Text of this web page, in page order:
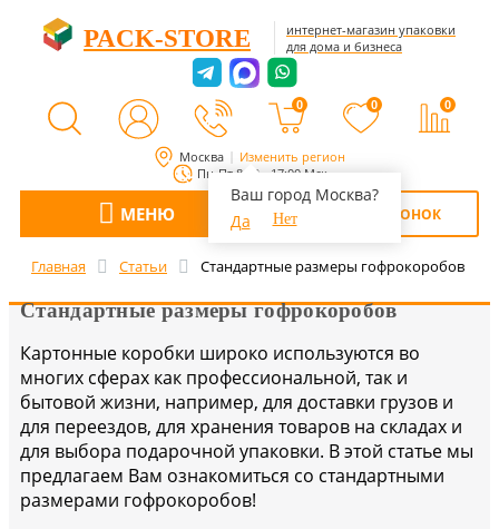
Москва Изменить регион
Ваш город Москва?
Да
Нет
Пн-Пт 8:00 - 17:00 Мск
PACK-STORE
интернет-магазин упаковки
для дома и бизнеса
0 0 0
МЕНЮ ОБРАТНЫЙ ЗВОНОК
Главная Статьи Стандартные размеры гофрокоробов
Стандартные размеры гофрокоробов
Картонные коробки широко используются во
многих сферах как профессиональной, так и
бытовой жизни, например, для доставки грузов и
для переездов, для хранения товаров на складах и
для выбора подарочной упаковки. В этой статье мы
предлагаем Вам ознакомиться со стандартными
размерами гофрокоробов!